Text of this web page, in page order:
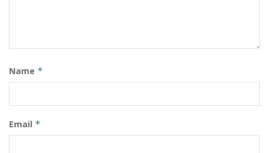
Name *
Email *